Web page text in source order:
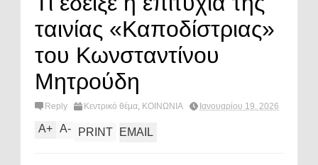
ταινίας «Καποδίστριας»
του Κωνσταντίνου
Μητρούδη
Reply Κεντρικό θέμα, ΚΟΙΝΩΝΙΑ Ιανουαρίου 19, 2026
A+ A- PRINT EMAIL